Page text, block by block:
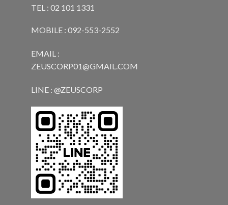
TEL : 02 101 1331
MOBILE : 092-553-2552
EMAIL :
ZEUSCORP01@GMAIL.COM
LINE : @ZEUSCORP